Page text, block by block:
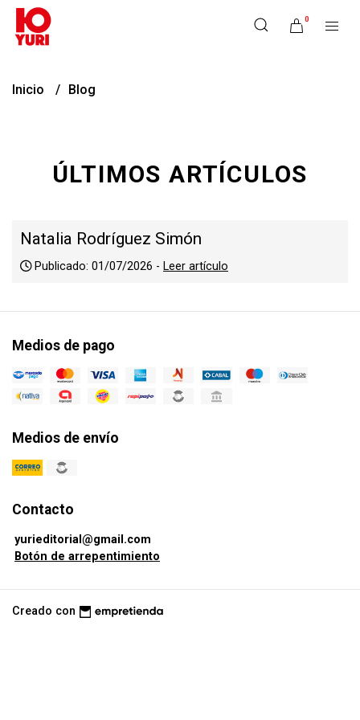
0
Inicio Blog
ÚLTIMOS ARTÍCULOS
Natalia Rodríguez Simón
Publicado: 01/07/2026 - Leer artículo
Medios de pago
Medios de envío
Contacto
yurieditorial@gmail.com
Botón de arrepentimiento
Creado con